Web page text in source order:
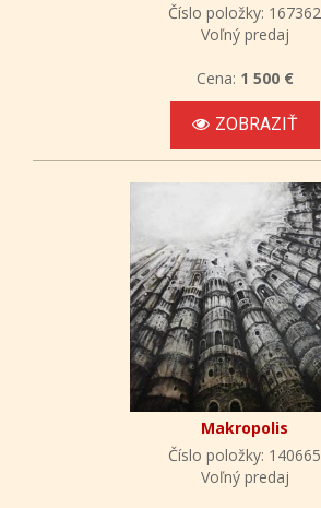
Číslo položky: 167362
Voľný predaj
Cena: 1 500 €
ZOBRAZIŤ
Makropolis
Číslo položky: 140665
Voľný predaj